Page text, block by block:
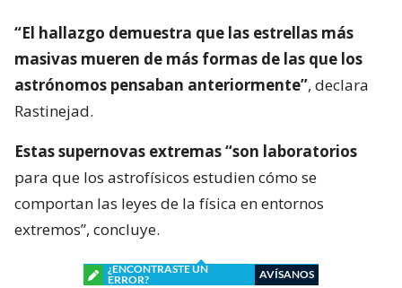
“El hallazgo demuestra que las estrellas más
masivas mueren de más formas de las que los
astrónomos pensaban anteriormente”, declara
Rastinejad.
Estas supernovas extremas “son laboratorios
para que los astrofísicos estudien cómo se
comportan las leyes de la física en entornos
extremos”, concluye.
¿ENCONTRASTE UN
ERROR?
AVÍSANOS